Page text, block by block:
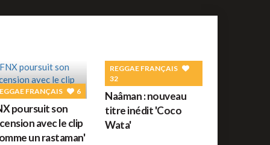
FRANÇAIS 6
poursuit son
avec le clip
un rastaman'
REGGAE FRANÇAIS
32
Naâman : nouveau
titre inédit 'Coco
Wata'